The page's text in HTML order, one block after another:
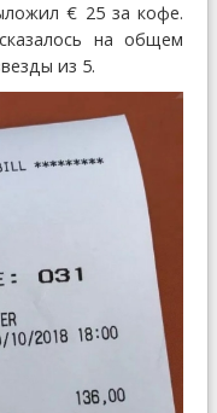
€ 25 за кофе.
на общем
из 5.